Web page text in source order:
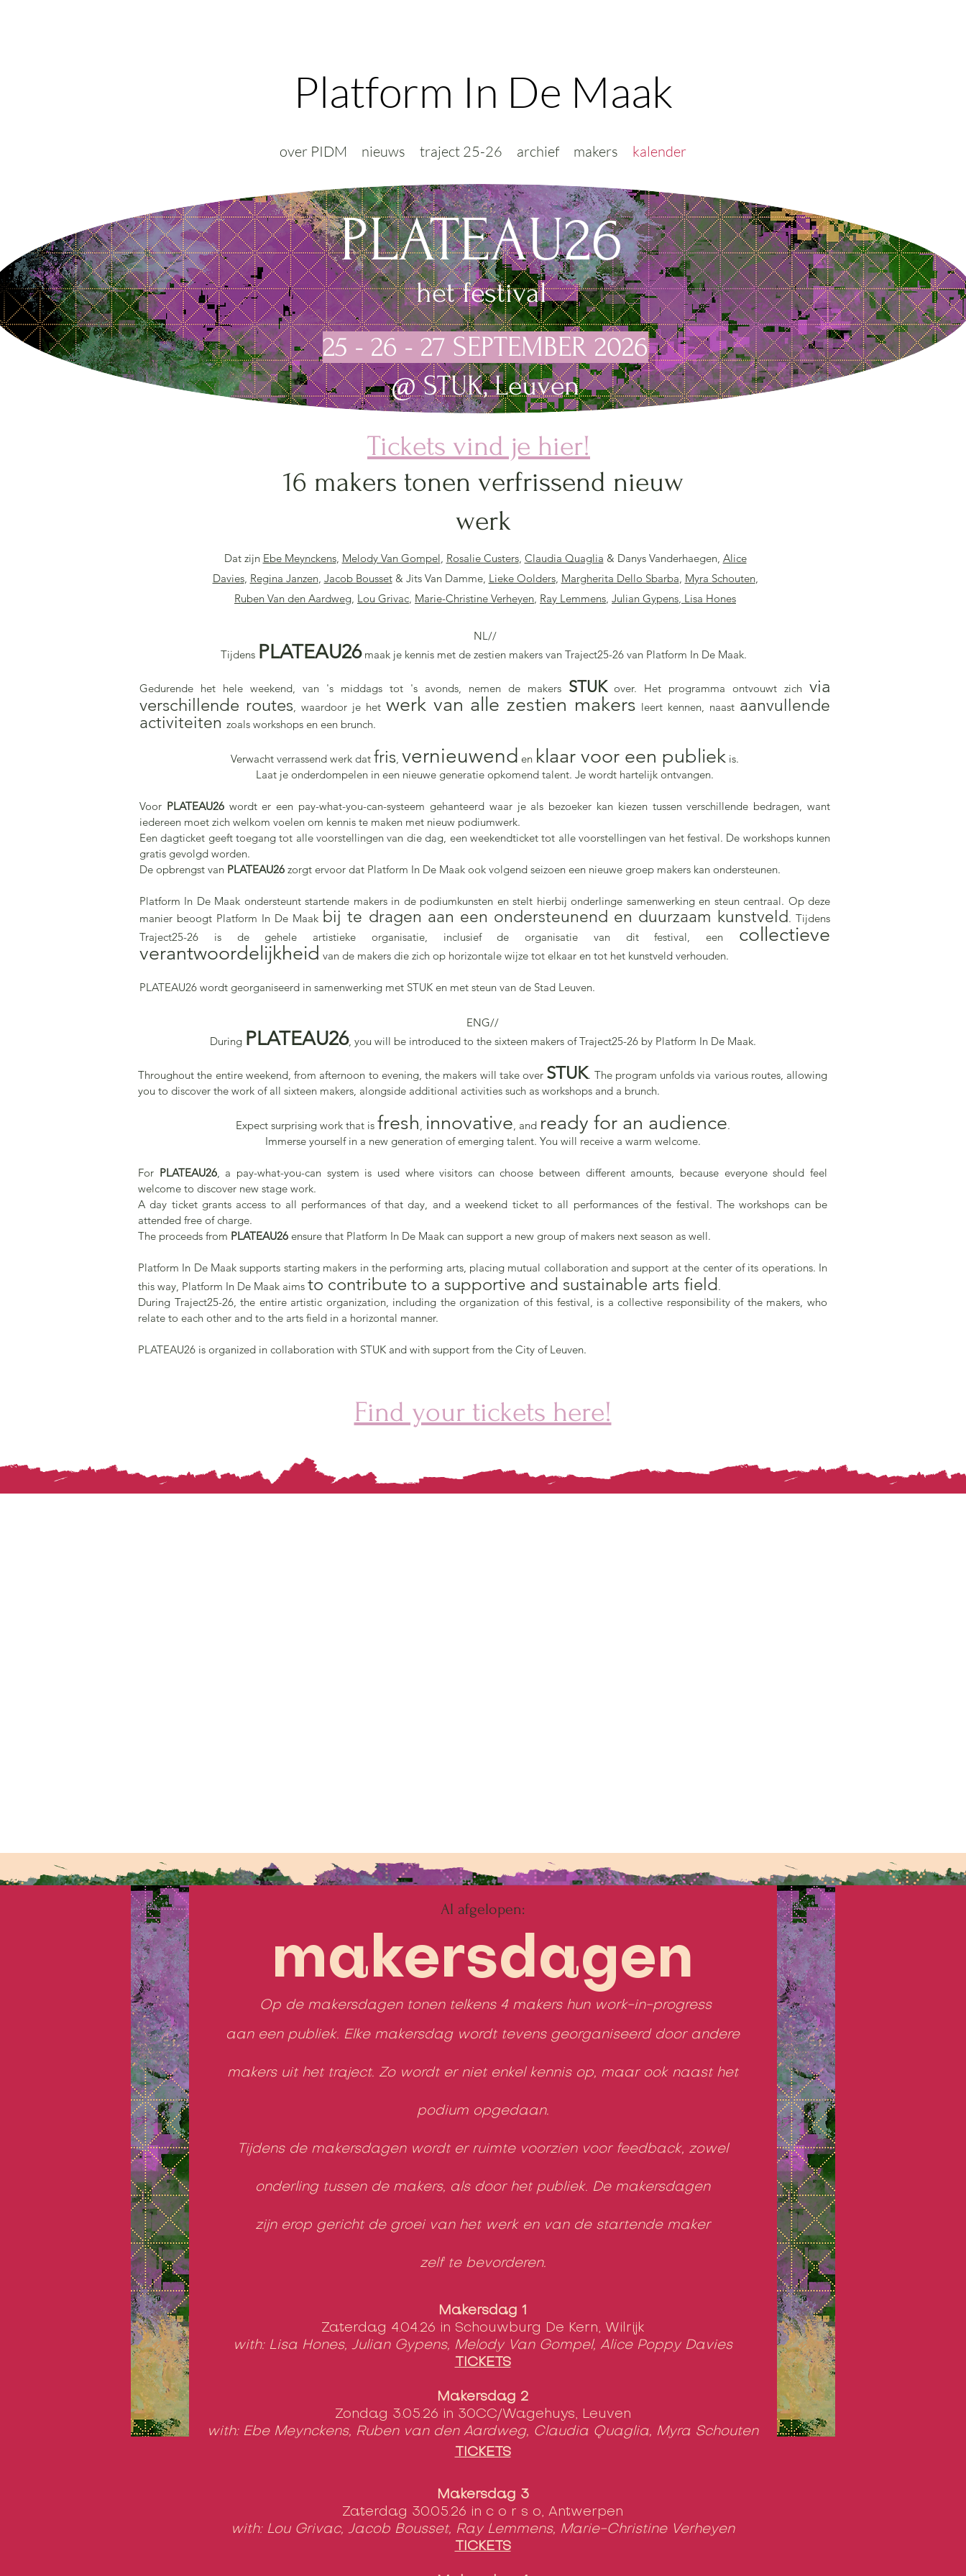
Platform In De Maak
over PIDM nieuws traject 25-26 archief makers kalender
PLATEAU26
het festival
25 - 26 - 27 SEPTEMBER 2026
@ STUK, Leuven
16 makers tonen verfrissend nieuw
werk
Tickets vind je hier!
Dat zijn Ebe Meynckens, Melody Van Gompel, Rosalie Custers, Claudia Quaglia & Danys Vanderhaegen, Alice
Davies, Regina Janzen, Jacob Bousset& Jits Van Damme, Lieke Oolders, Margherita Dello Sbarba, Myra Schouten,
Ruben Van den Aardweg, Lou Grivac, Marie-Christine Verheyen, Ray Lemmens, Julian Gypens, Lisa Hones
NL//
Tijdens PLATEAU26maak je kennis met de zestien makers van Traject25-26 van Platform In De Maak.
Gedurende het hele weekend, van 's middags tot 's avonds, nemen de makers STUKover. Het programma ontvouwt zich via
verschillende routes, waardoor je het werk van alle zestien makers leert kennen, naast aanvullende
activiteiten zoals workshops en een brunch.
Verwacht verrassend werk dat fris, vernieuwend en klaar voor een publiek is.
Laat je onderdompelen in een nieuwe generatie opkomend talent. Je wordt hartelijk ontvangen.
Voor PLATEAU26wordt er een pay-what-you-can-systeem gehanteerd waar je als bezoeker kan kiezen tussen verschillende bedragen, want
iedereen moet zich welkom voelen om kennis te maken met nieuw podiumwerk.
Een dagticket geeft toegang tot alle voorstellingen van die dag, een weekendticket tot alle voorstellingen van het festival. De workshops kunnen
gratis gevolgd worden.
De opbrengst van PLATEAU26 zorgt ervoor dat Platform In De Maak ook volgend seizoen een nieuwe groep makers kan ondersteunen.
Platform In De Maak ondersteunt startende makers in de podiumkunsten en stelt hierbij onderlinge samenwerking en steun centraal. Op deze
manier beoogt Platform In De Maak bij te dragen aan een ondersteunend en duurzaam kunstveld. Tijdens
Traject25-26 is de gehele artistieke organisatie, inclusief de organisatie van dit festival, een collectieve
verantwoordelijkheid van de makers die zich op horizontale wijze tot elkaar en tot het kunstveld verhouden.
PLATEAU26 wordt georganiseerd in samenwerking met STUK en met steun van de Stad Leuven.
ENG//
During PLATEAU26, you will be introduced to the sixteen makers of Traject25-26 by Platform In De Maak.
Throughout the entire weekend, from afternoon to evening, the makers will take over STUK. The program unfolds via various routes, allowing
you to discover the work of all sixteen makers, alongside additional activities such as workshops and a brunch.
Expect surprising work that is fresh, innovative, and ready for an audience.
Immerse yourself in a new generation of emerging talent. You will receive a warm welcome.
For PLATEAU26, a pay-what-you-can system is used where visitors can choose between different amounts, because everyone should feel
welcome to discover new stage work.
A day ticket grants access to all performances of that day, and a weekend ticket to all performances of the festival. The workshops can be
attended free of charge.
The proceeds from PLATEAU26 ensure that Platform In De Maak can support a new group of makers next season as well.
Platform In De Maak supports starting makers in the performing arts, placing mutual collaboration and support at the center of its operations. In
this way, Platform In De Maak aims to contribute to a supportive and sustainable arts field.
During Traject25-26, the entire artistic organization, including the organization of this festival, is a collective responsibility of the makers, who
relate to each other and to the arts field in a horizontal manner.
PLATEAU26 is organized in collaboration with STUK and with support from the City of Leuven.
Find your tickets here!
Al afgelopen:
makersdagen
Op de makersdagen tonen telkens 4 makers hunwork-in-progress
aan een publiek. Elke makersdagwordt tevens georganiseerd door andere
makers uit het traject. Zo wordt er niet enkel kennis op, maar ook naast het
podium opgedaan.
Tijdens de makersdagen wordt er ruimte voorzien voor feedback, zowel
onderling tussen de makers, als door het publiek. De makersdagen
zijn erop gericht de groei van het werk en van de startende maker
zelf te bevorderen.
Makersdag 1
Zaterdag 4.04.26 in Schouwburg De Kern, Wilrijk
with: Lisa Hones, Julian Gypens, Melody Van Gompel, Alice Poppy Davies
TICKETS
Makersdag 2
Zondag 3.05.26 in 30CC/Wagehuys, Leuven
with: Ebe Meynckens, Ruben van den Aardweg, Claudia Quaglia, Myra Schouten
TICKETS
Makersdag 3
Zaterdag 30.05.26 in c o r s o, Antwerpen
with: Lou Grivac, Jacob Bousset, Ray Lemmens, Marie-Christine Verheyen
TICKETS